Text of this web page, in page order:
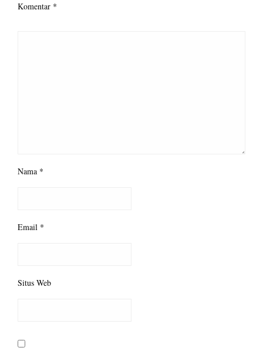
Komentar *
Nama *
Email *
Situs Web